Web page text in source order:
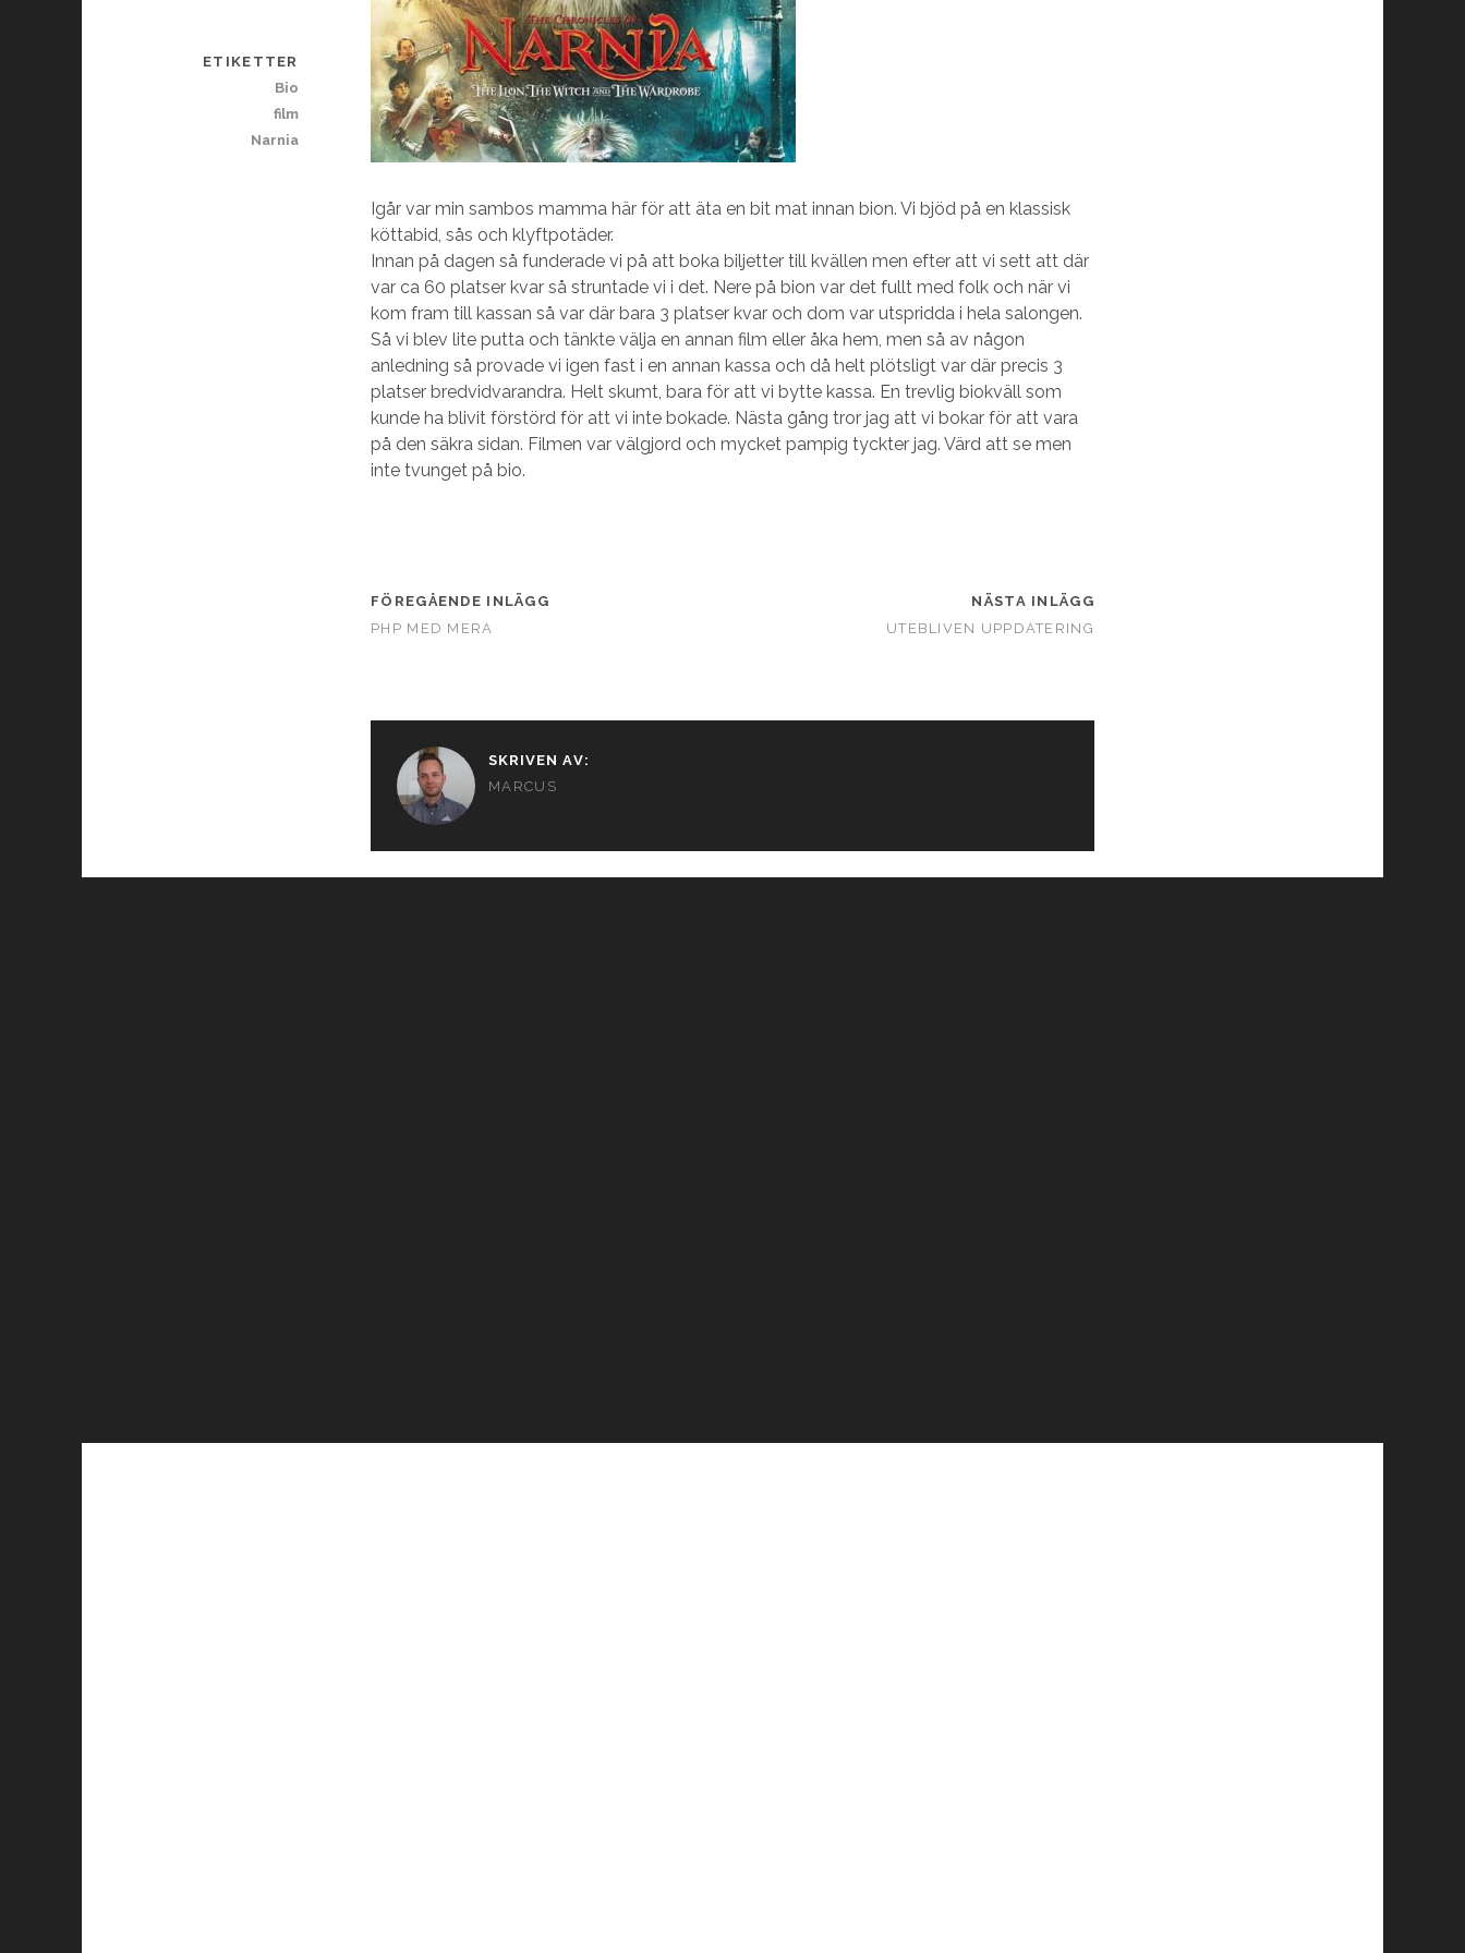
Igår var min sambos mamma här för att äta en bit mat innan bion. Vi bjöd på en klassisk
köttabid, sås och klyftpotäder.
Innan på dagen så funderade vi på att boka biljetter till kvällen men efter att vi sett att där
var ca 60 platser kvar så struntade vi i det. Nere på bion var det fullt med folk och när vi
kom fram till kassan så var där bara 3 platser kvar och dom var utspridda i hela salongen.
Så vi blev lite putta och tänkte välja en annan film eller åka hem, men så av någon
anledning så provade vi igen fast i en annan kassa och då helt plötsligt var där precis 3
platser bredvidvarandra. Helt skumt, bara för att vi bytte kassa. En trevlig biokväll som
kunde ha blivit förstörd för att vi inte bokade. Nästa gång tror jag att vi bokar för att vara
på den säkra sidan. Filmen var välgjord och mycket pampig tyckter jag. Värd att se men
inte tvunget på bio.
FÖREGÅENDE INLÄGG
PHP MED MERA
NÄSTA INLÄGG
UTEBLIVEN UPPDATERING
ETIKETTER
Bio
film
Narnia
SKRIVEN AV:
MARCUS